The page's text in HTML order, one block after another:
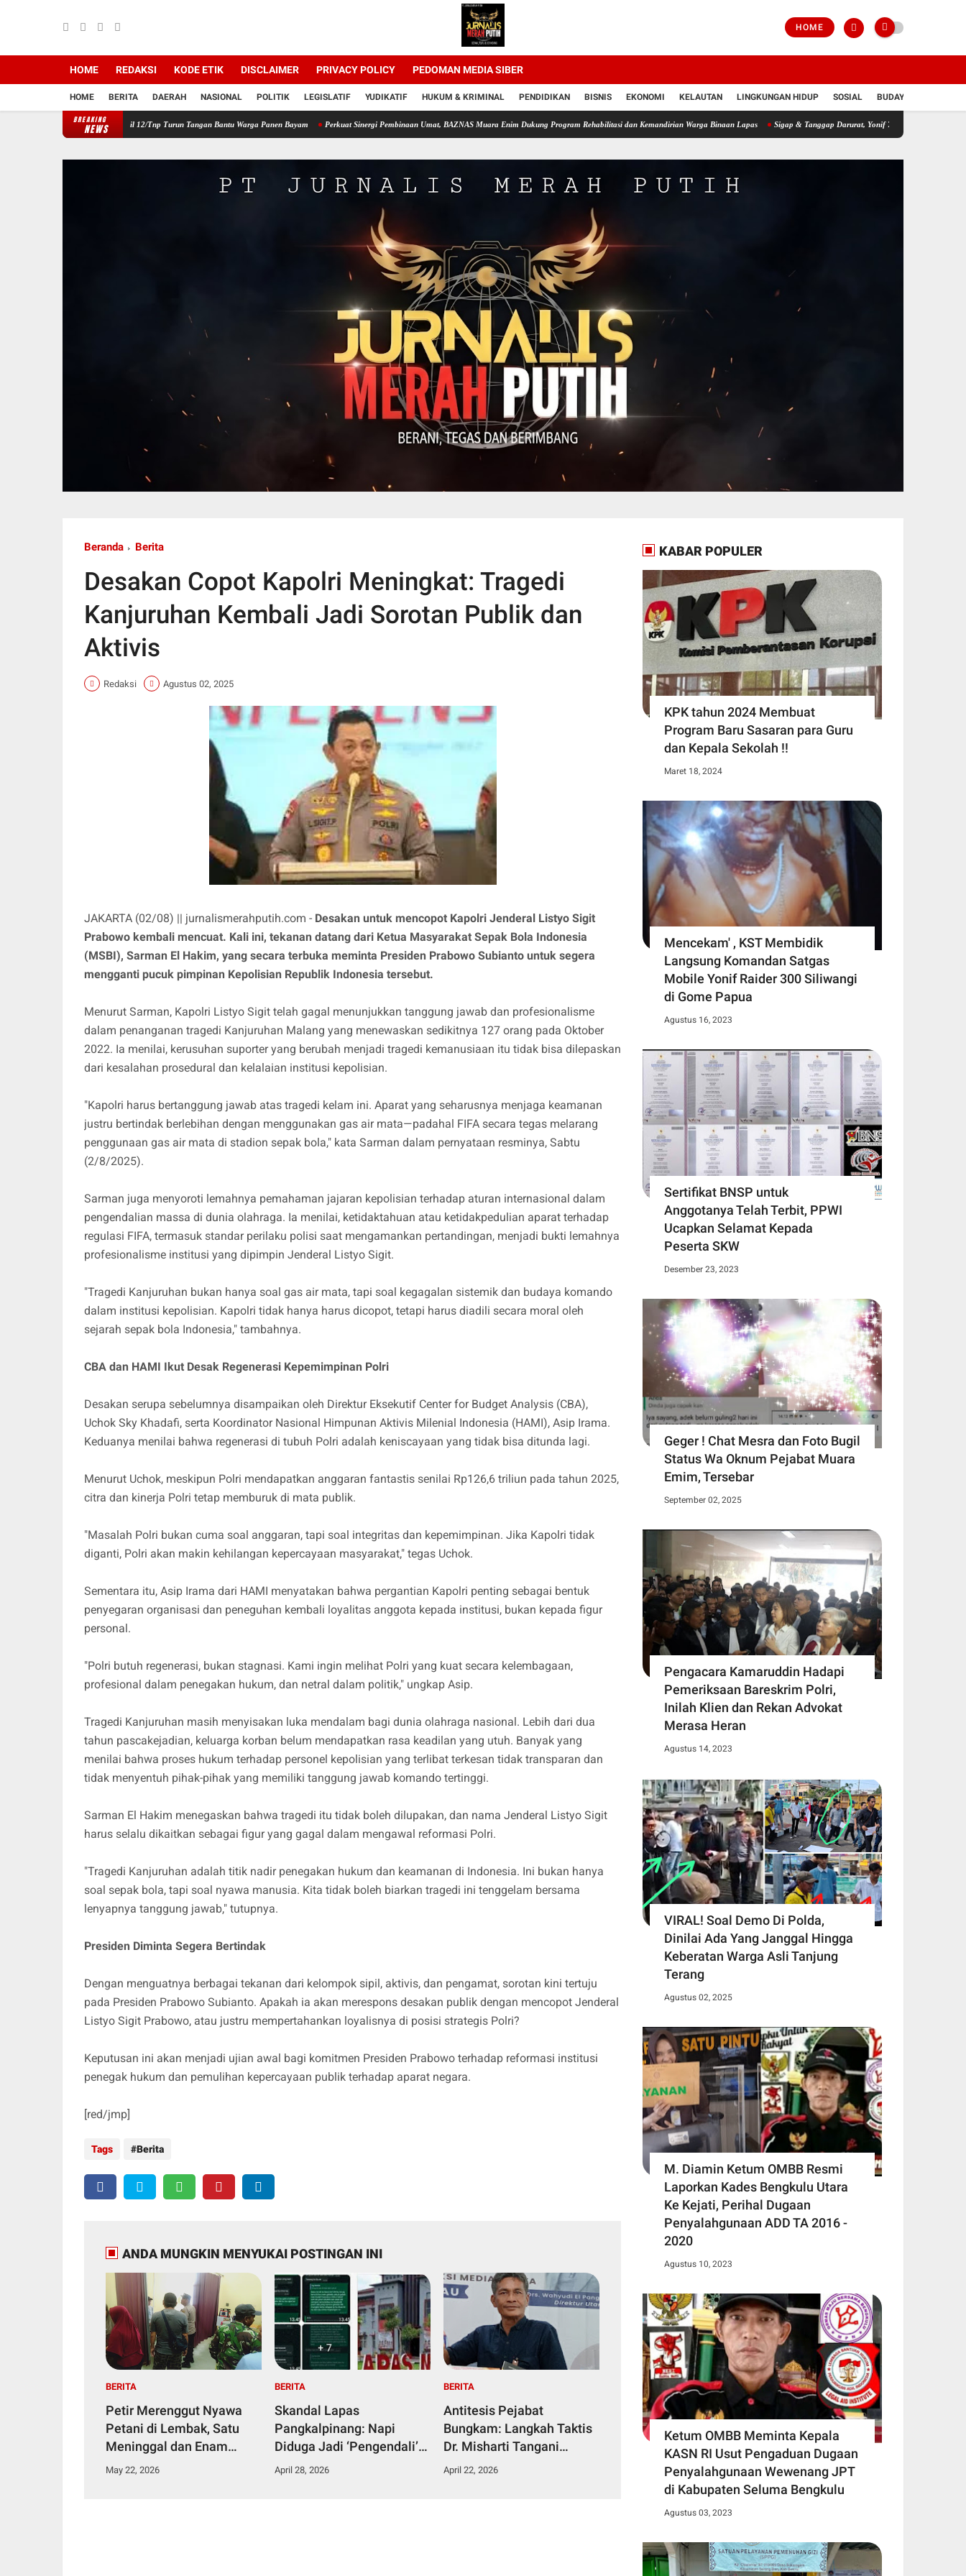
HOME
HOME REDAKSI KODE ETIK DISCLAIMER PRIVACY POLICY PEDOMAN MEDIA SIBER
HOME BERITA DAERAH NASIONAL POLITIK LEGISLATIF YUDIKATIF HUKUM & KRIMINAL PENDIDIKAN BISNIS EKONOMI KELAUTAN LINGKUNGAN HIDUP SOSIAL BUDAYA
BREAKING
NEWS
Babinsa Koramil 12/Tnp Turun Tangan Bantu Warga Panen Bayam Perkuat Sinergi Pembinaan Umat, BAZNAS Muara Enim Dukung Program Rehabilitasi dan Kemandirian Warga Binaan Lapas Sigap & Tanggap Darurat, Yonif 751/VJS Bantu Penanganan Warga
Beranda Berita
Desakan Copot Kapolri Meningkat: Tragedi
Kanjuruhan Kembali Jadi Sorotan Publik dan
Aktivis
Redaksi Agustus 02, 2025
JAKARTA (02/08) || jurnalismerahputih.com - Desakan untuk mencopot Kapolri Jenderal Listyo Sigit
Prabowo kembali mencuat. Kali ini, tekanan datang dari Ketua Masyarakat Sepak Bola Indonesia
(MSBI), Sarman El Hakim, yang secara terbuka meminta Presiden Prabowo Subianto untuk segera
mengganti pucuk pimpinan Kepolisian Republik Indonesia tersebut.
Menurut Sarman, Kapolri Listyo Sigit telah gagal menunjukkan tanggung jawab dan profesionalisme
dalam penanganan tragedi Kanjuruhan Malang yang menewaskan sedikitnya 127 orang pada Oktober
2022. Ia menilai, kerusuhan suporter yang berubah menjadi tragedi kemanusiaan itu tidak bisa dilepaskan
dari kesalahan prosedural dan kelalaian institusi kepolisian.
"Kapolri harus bertanggung jawab atas tragedi kelam ini. Aparat yang seharusnya menjaga keamanan
justru bertindak berlebihan dengan menggunakan gas air mata—padahal FIFA secara tegas melarang
penggunaan gas air mata di stadion sepak bola," kata Sarman dalam pernyataan resminya, Sabtu
(2/8/2025).
Sarman juga menyoroti lemahnya pemahaman jajaran kepolisian terhadap aturan internasional dalam
pengendalian massa di dunia olahraga. Ia menilai, ketidaktahuan atau ketidakpedulian aparat terhadap
regulasi FIFA, termasuk standar perilaku polisi saat mengamankan pertandingan, menjadi bukti lemahnya
profesionalisme institusi yang dipimpin Jenderal Listyo Sigit.
"Tragedi Kanjuruhan bukan hanya soal gas air mata, tapi soal kegagalan sistemik dan budaya komando
dalam institusi kepolisian. Kapolri tidak hanya harus dicopot, tetapi harus diadili secara moral oleh
sejarah sepak bola Indonesia," tambahnya.
CBA dan HAMI Ikut Desak Regenerasi Kepemimpinan Polri
Desakan serupa sebelumnya disampaikan oleh Direktur Eksekutif Center for Budget Analysis (CBA),
Uchok Sky Khadafi, serta Koordinator Nasional Himpunan Aktivis Milenial Indonesia (HAMI), Asip Irama.
Keduanya menilai bahwa regenerasi di tubuh Polri adalah keniscayaan yang tidak bisa ditunda lagi.
Menurut Uchok, meskipun Polri mendapatkan anggaran fantastis senilai Rp126,6 triliun pada tahun 2025,
citra dan kinerja Polri tetap memburuk di mata publik.
"Masalah Polri bukan cuma soal anggaran, tapi soal integritas dan kepemimpinan. Jika Kapolri tidak
diganti, Polri akan makin kehilangan kepercayaan masyarakat," tegas Uchok.
Sementara itu, Asip Irama dari HAMI menyatakan bahwa pergantian Kapolri penting sebagai bentuk
penyegaran organisasi dan peneguhan kembali loyalitas anggota kepada institusi, bukan kepada figur
personal.
"Polri butuh regenerasi, bukan stagnasi. Kami ingin melihat Polri yang kuat secara kelembagaan,
profesional dalam penegakan hukum, dan netral dalam politik," ungkap Asip.
Tragedi Kanjuruhan masih menyisakan luka mendalam bagi dunia olahraga nasional. Lebih dari dua
tahun pascakejadian, keluarga korban belum mendapatkan rasa keadilan yang utuh. Banyak yang
menilai bahwa proses hukum terhadap personel kepolisian yang terlibat terkesan tidak transparan dan
tidak menyentuh pihak-pihak yang memiliki tanggung jawab komando tertinggi.
Sarman El Hakim menegaskan bahwa tragedi itu tidak boleh dilupakan, dan nama Jenderal Listyo Sigit
harus selalu dikaitkan sebagai figur yang gagal dalam mengawal reformasi Polri.
"Tragedi Kanjuruhan adalah titik nadir penegakan hukum dan keamanan di Indonesia. Ini bukan hanya
soal sepak bola, tapi soal nyawa manusia. Kita tidak boleh biarkan tragedi ini tenggelam bersama
lenyapnya tanggung jawab," tutupnya.
Presiden Diminta Segera Bertindak
Dengan menguatnya berbagai tekanan dari kelompok sipil, aktivis, dan pengamat, sorotan kini tertuju
pada Presiden Prabowo Subianto. Apakah ia akan merespons desakan publik dengan mencopot Jenderal
Listyo Sigit Prabowo, atau justru mempertahankan loyalisnya di posisi strategis Polri?
Keputusan ini akan menjadi ujian awal bagi komitmen Presiden Prabowo terhadap reformasi institusi
penegak hukum dan pemulihan kepercayaan publik terhadap aparat negara.
[red/jmp]
Tags Berita
ANDA MUNGKIN MENYUKAI POSTINGAN INI
BERITA
Petir Merenggut Nyawa
Petani di Lembak, Satu
Meninggal dan Enam
Dirawat Intensif
May 22, 2026
BERITA
Skandal Lapas
Pangkalpinang: Napi
Diduga Jadi ‘Pengendali’
Narkotika dari Kamar
April 28, 2026
BERITA
Antitesis Pejabat
Bungkam: Langkah Taktis
Dr. Misharti Tangani
Skandal Belatung Tuai
April 22, 2026
KABAR POPULER
KPK tahun 2024 Membuat
Program Baru Sasaran para Guru
dan Kepala Sekolah !!
Maret 18, 2024
Mencekam' , KST Membidik
Langsung Komandan Satgas
Mobile Yonif Raider 300 Siliwangi
di Gome Papua
Agustus 16, 2023
Sertifikat BNSP untuk
Anggotanya Telah Terbit, PPWI
Ucapkan Selamat Kepada
Peserta SKW
Desember 23, 2023
Geger ! Chat Mesra dan Foto Bugil
Status Wa Oknum Pejabat Muara
Emim, Tersebar
September 02, 2025
Pengacara Kamaruddin Hadapi
Pemeriksaan Bareskrim Polri,
Inilah Klien dan Rekan Advokat
Merasa Heran
Agustus 14, 2023
VIRAL! Soal Demo Di Polda,
Dinilai Ada Yang Janggal Hingga
Keberatan Warga Asli Tanjung
Terang
Agustus 02, 2025
M. Diamin Ketum OMBB Resmi
Laporkan Kades Bengkulu Utara
Ke Kejati, Perihal Dugaan
Penyalahgunaan ADD TA 2016 -
2020
Agustus 10, 2023
Ketum OMBB Meminta Kepala
KASN RI Usut Pengaduan Dugaan
Penyalahgunaan Wewenang JPT
di Kabupaten Seluma Bengkulu
Agustus 03, 2023